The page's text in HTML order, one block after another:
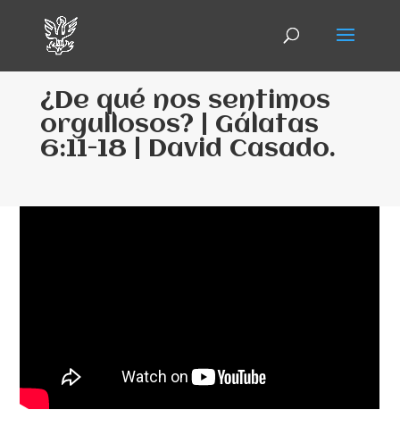
¿De qué nos sentimos
orgullosos? | Gálatas
6:11-18 | David Casado.